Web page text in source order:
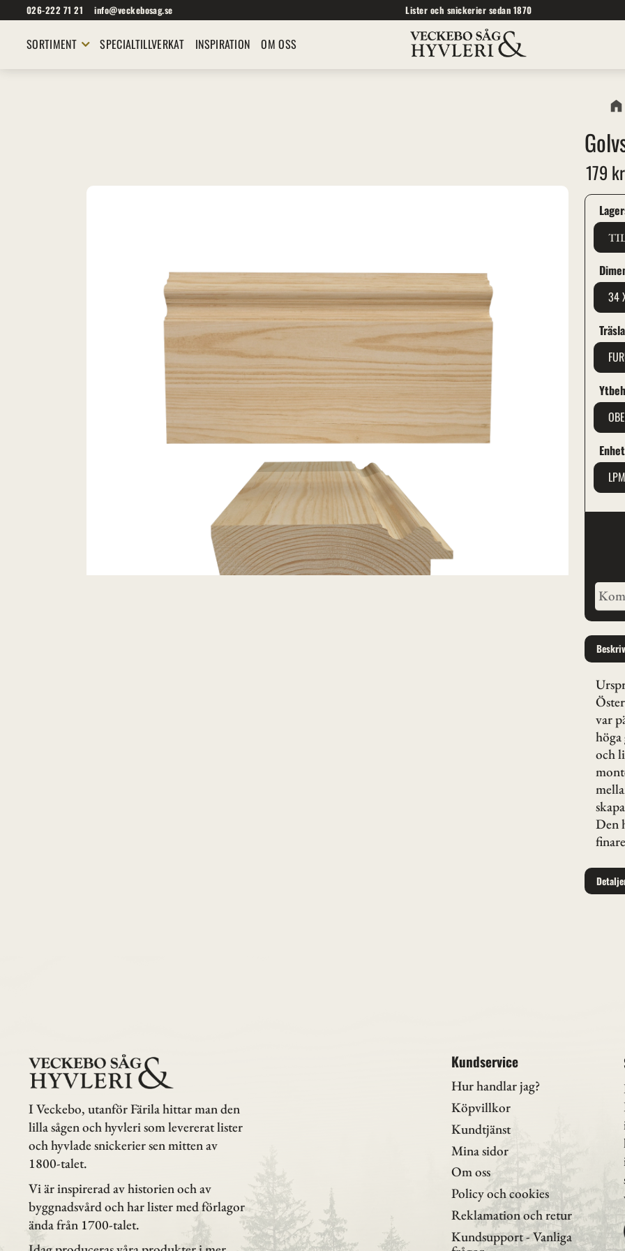
026-222 71 21 info@veckebosag.se Lister och snickerier sedan 1870
SORTIMENT SPECIALTILLVERKAT INSPIRATION OM OSS
179 kr
34
Enhet
LPM
var
och
Den
I Veckebo, utanför Färila hittar man den
lilla sågen och hyvleri som levererat lister
och hyvlade snickerier sen mitten av
1800-talet.
Vi är inspirerad av historien och av
byggnadsvård och har lister med förlagor
ända från 1700-talet.
Kundservice
Hur handlar jag?
Köpvillkor
Kundtjänst
Mina sidor
Om oss
Policy och cookies
Reklamation och retur
Kundsupport - Vanliga